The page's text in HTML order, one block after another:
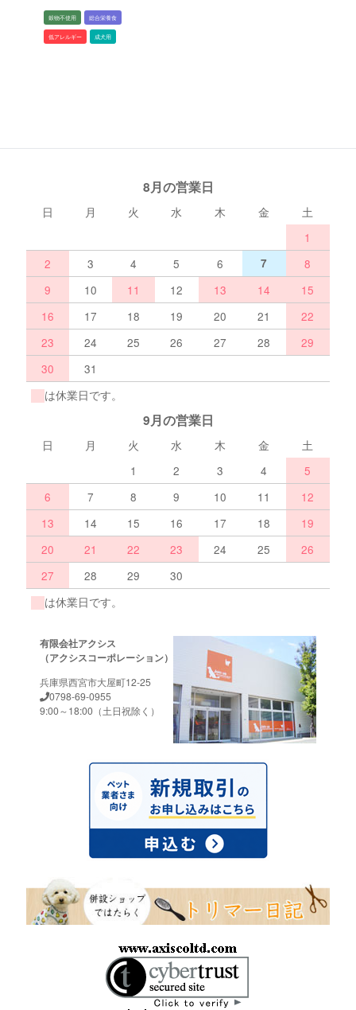
穀物不使用 総合栄養食
低アレルギー 成犬用
8月の営業日
日 月 火 水 木 金
土
1
2
3 4 5 6 7
8
9
10 11 12 13 14
15
16
17 18 19 20 21
22
23
24 25 26 27 28
29
30
31
は休業日です。
9月の営業日
日 月 火 水 木 金
土
1
2 3 4
5
6
7 8 9 10 11
12
13
14 15 16 17 18
19
20
21 22 23 24 25
26
27
28 29
30
は休業日です。
有限会社アクシス
（アクシスコーポレーション）
兵庫県西宮市大屋町12-25
0798-69-0955
9:00～18:00（土日祝除く）